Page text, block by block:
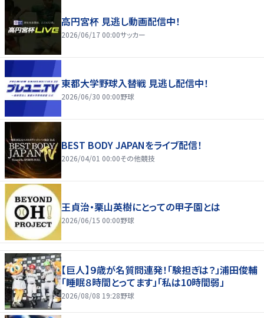
高円宮杯 見逃し動画配信中！
2026/06/17 00:00サッカー
東都大学野球入替戦 見逃し配信中！
2026/06/30 00:00野球
BEST BODY JAPANをライブ配信！
2026/04/01 00:00その他競技
王貞治・栗山英樹にとっての甲子園とは
2026/06/15 00:00野球
【巨人】９歳が名質問連発！「験担ぎは？」浦田俊輔
「睡眠８時間とってます」「私は10時間弱」
2026/08/08 19:28野球